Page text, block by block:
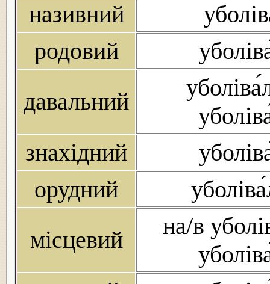
називний
родовий
давальний
знахідний
орудний
місцевий
на/в